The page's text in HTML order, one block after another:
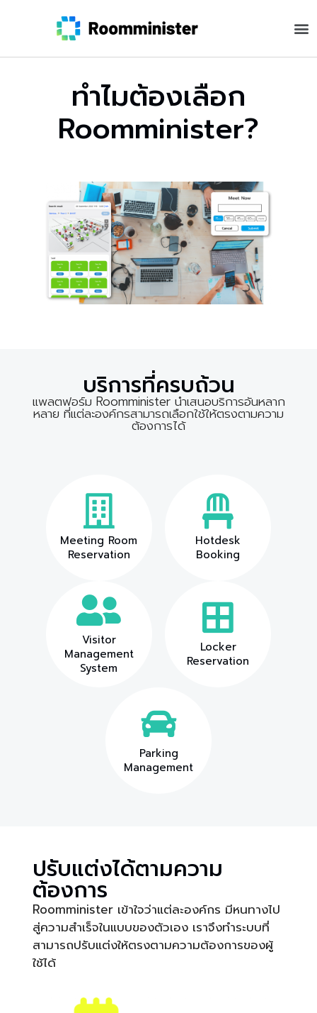
ทำไมต้องเลือก
Roomminister?
บริการที่ครบถ้วน
แพลตฟอร์ม Roomminister นำเสนอบริการอันหลาก
หลาย ที่แต่ละองค์กรสามารถเลือกใช้ให้ตรงตามความ
ต้องการได้
Meeting Room
Reservation
Hotdesk
Booking
Visitor
Management
System
Locker
Reservation
Parking
Management
ปรับแต่งได้ตามความ
ต้องการ
Roomminister เข้าใจว่าแต่ละองค์กร มีหนทางไป
สู่ความสำเร็จในแบบของตัวเอง เราจึงทำระบบที่
สามารถปรับแต่งให้ตรงตามความต้องการของผู้
ใช้ได้